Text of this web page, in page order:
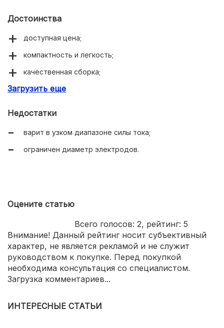
Достоинства
доступная цена;
компактность и легкость;
качественная сборка;
длинные провода.
Загрузить еще
Недостатки
варит в узком диапазоне силы тока;
ограничен диаметр электродов.
Оцените статью
Всего голосов: 2, рейтинг: 5
Внимание! Данный рейтинг носит субъективный
характер, не является рекламой и не служит
руководством к покупке. Перед покупкой
необходима консультация со специалистом.
Загрузка комментариев...
ИНТЕРЕСНЫЕ СТАТЬИ